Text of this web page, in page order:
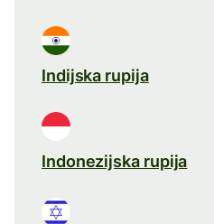
Indijska rupija
Indonezijska rupija